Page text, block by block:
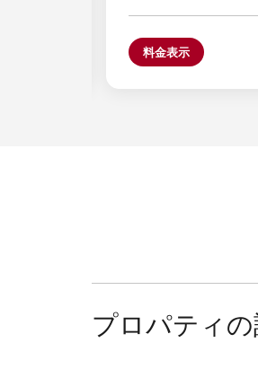
料金表示
プロパティ